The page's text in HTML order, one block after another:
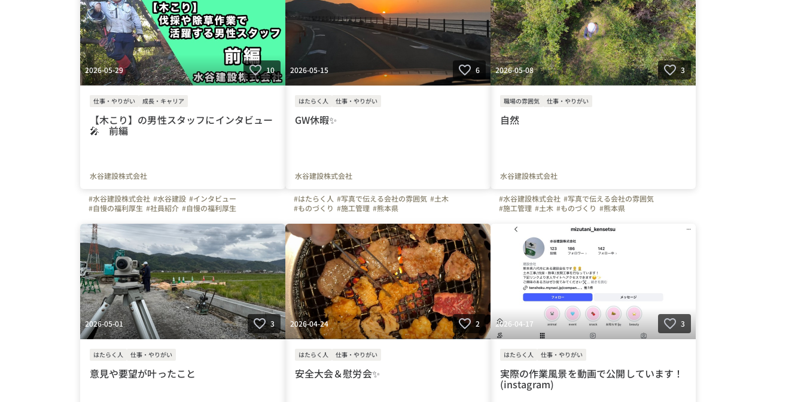
2026-05-29 10
仕事・やりがい 成長・キャリア
【木こり】の男性スタッフにインタビュー
🎤 前編
水谷建設株式会社
#水谷建設株式会社 #水谷建設 #インタビュー
#自慢の福利厚生 #社員紹介 #自慢の福利厚生
#熊本県 #写真で伝える会社の雰囲気
2026-05-15 6
はたらく人 仕事・やりがい
GW休暇✨
水谷建設株式会社
#はたらく人 #写真で伝える会社の雰囲気 #土木
#ものづくり #施工管理 #熊本県
#水谷建設株式会社 #水谷建設
2026-05-08 3
職場の雰囲気 仕事・やりがい
自然
水谷建設株式会社
#水谷建設株式会社 #写真で伝える会社の雰囲気
#施工管理 #土木 #ものづくり #熊本県
2026-05-01 3
はたらく人 仕事・やりがい
意見や要望が叶ったこと
2026-04-24 2
はたらく人 仕事・やりがい
安全大会＆慰労会✨
2026-04-17 3
はたらく人 仕事・やりがい
実際の作業風景を動画で公開しています！
(instagram)